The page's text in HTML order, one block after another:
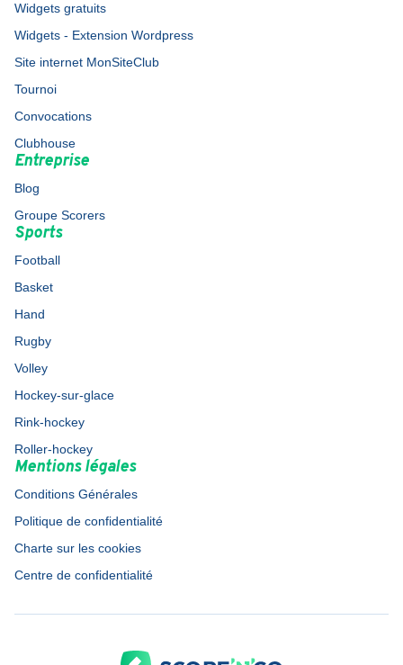
Widgets gratuits
Widgets - Extension Wordpress
Site internet MonSiteClub
Tournoi
Convocations
Clubhouse
Entreprise
Blog
Groupe Scorers
Sports
Football
Basket
Hand
Rugby
Volley
Hockey-sur-glace
Rink-hockey
Roller-hockey
Mentions légales
Conditions Générales
Politique de confidentialité
Charte sur les cookies
Centre de confidentialité